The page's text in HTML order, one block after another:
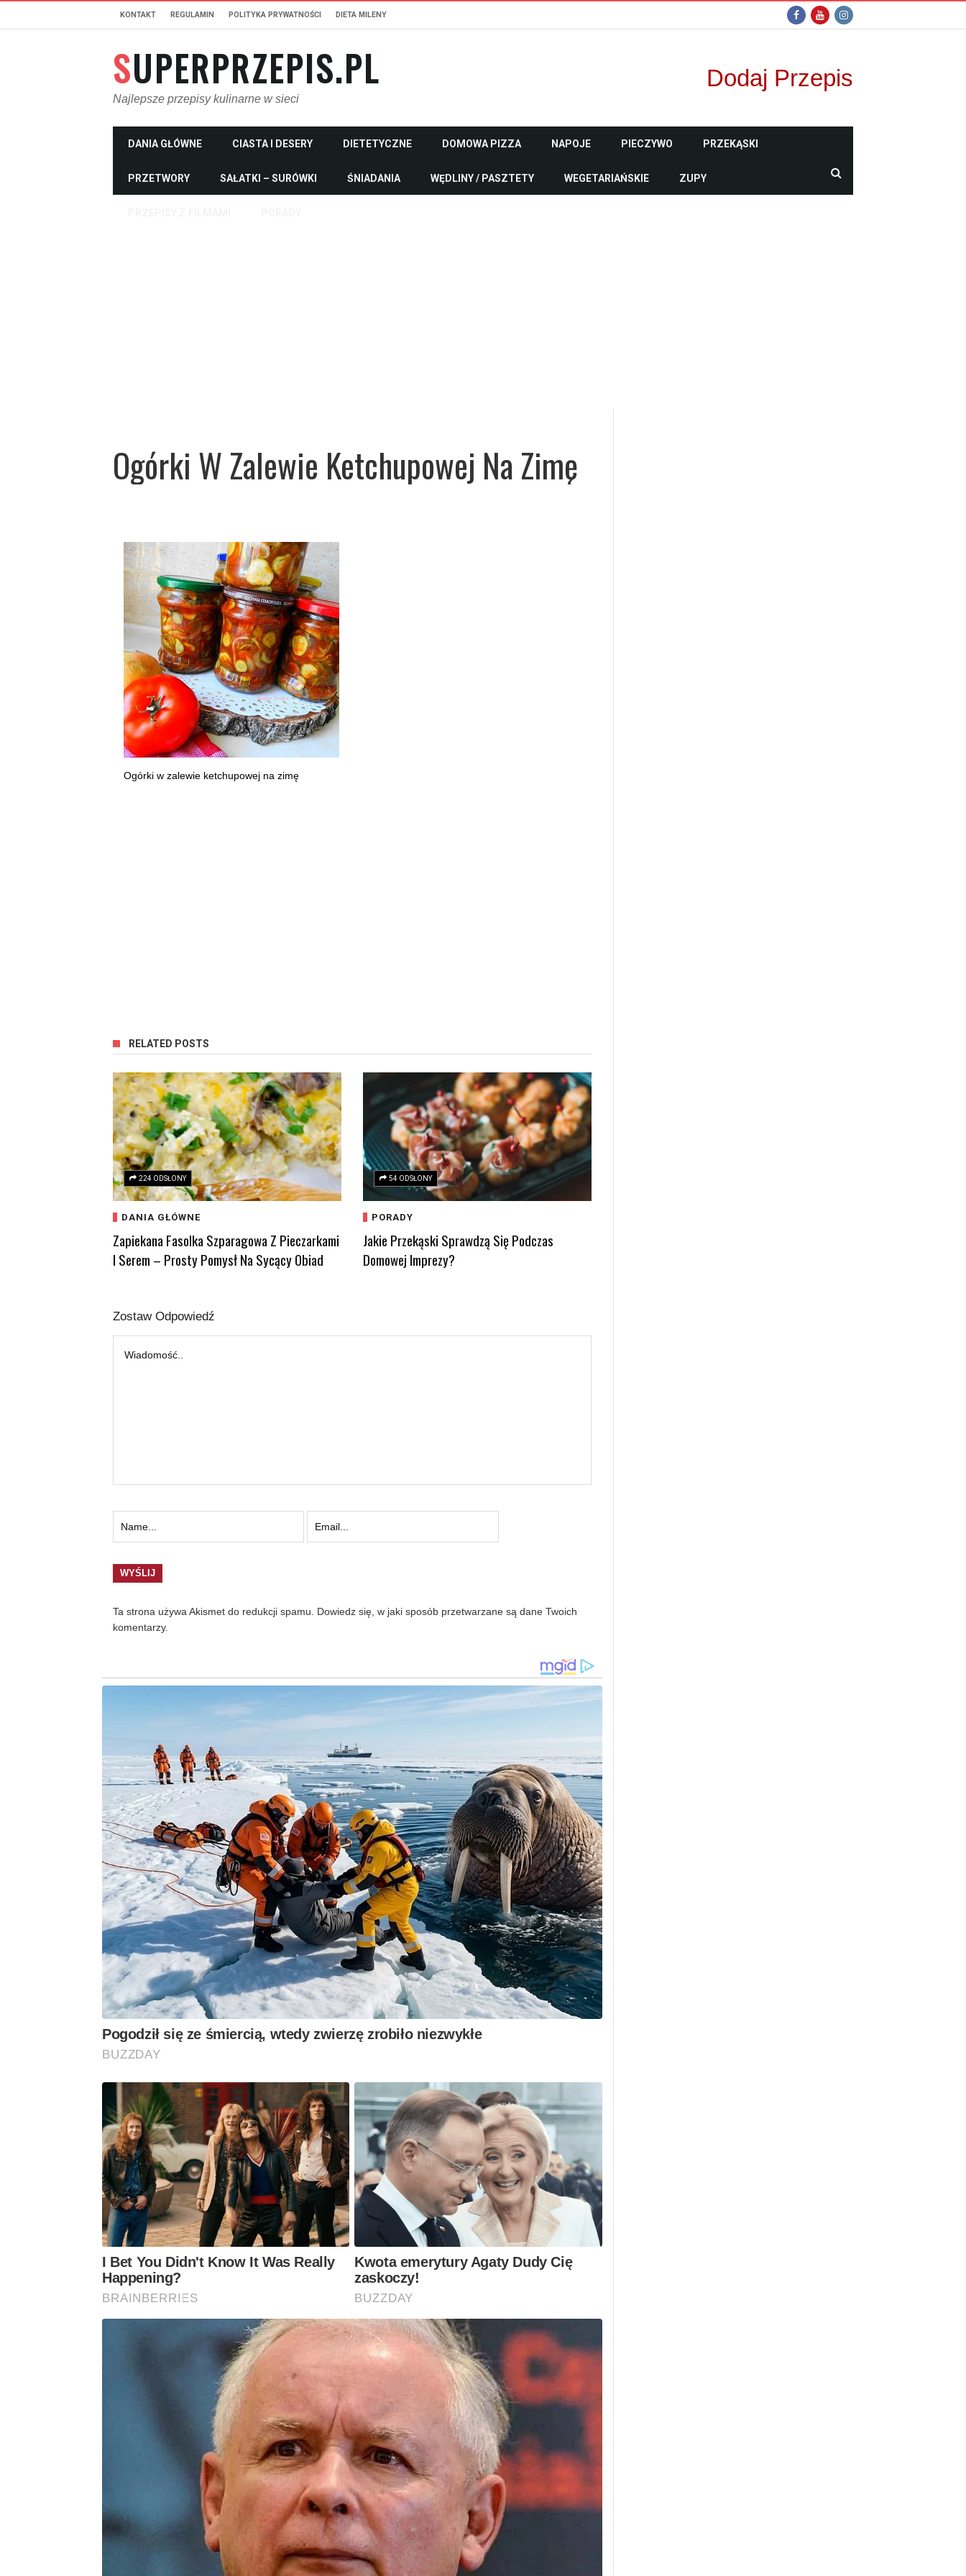
KONTAKT REGULAMIN POLITYKA PRYWATNOŚCI DIETA MILENY
SUPERPRZEPIS.PL
Najlepsze przepisy kulinarne w sieci
Dodaj Przepis
DANIA GŁÓWNE CIASTA I DESERY DIETETYCZNE DOMOWA PIZZA NAPOJE PIECZYWO PRZEKĄSKI
PRZETWORY SAŁATKI – SURÓWKI ŚNIADANIA WĘDLINY / PASZTETY WEGETARIAŃSKIE ZUPY
Ogórki W Zalewie Ketchupowej Na Zimę
Ogórki w zalewie ketchupowej na zimę
RELATED POSTS
224 ODSŁONY
DANIA GŁÓWNE
Zapiekana Fasolka Szparagowa Z Pieczarkami
I Serem – Prosty Pomysł Na Sycący Obiad
54 ODSŁONY
PORADY
Jakie Przekąski Sprawdzą Się Podczas
Domowej Imprezy?
Zostaw Odpowiedź
Ta strona używa Akismet do redukcji spamu. Dowiedz się, w jaki sposób przetwarzane są dane Twoich
komentarzy.